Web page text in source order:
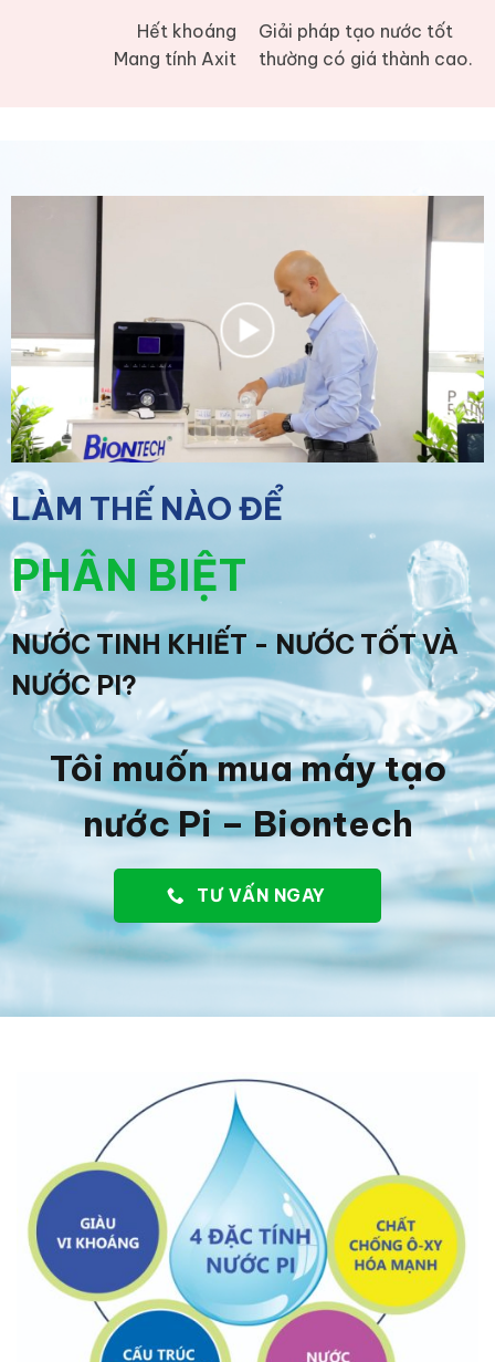
Hết khoáng
Mang tính Axit
Giải pháp tạo nước tốt
thường có giá thành cao.
LÀM THẾ NÀO ĐỂ
PHÂN BIỆT
NƯỚC TINH KHIẾT - NƯỚC TỐT VÀ
NƯỚC PI?
Tôi muốn mua máy tạo
nước Pi – Biontech
TƯ VẤN NGAY